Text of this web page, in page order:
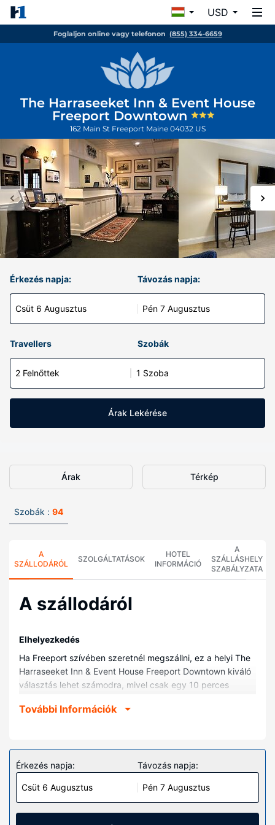
USD
Foglaljon online vagy telefonon (855) 334-6659
The Harraseeket Inn & Event House
Freeport Downtown
162 Main St Freeport Maine 04032 US
Érkezés napja:
Csüt 6 Augusztus
Távozás napja:
Pén 7 Augusztus
Travellers Szobák
2 Felnőttek 1 Szoba
Árak Lekérése
Árak Térkép
Szobák : 94
A
SZÁLLODÁRÓL
SZOLGÁLTATÁSOK
HOTEL
INFORMÁCIÓ
A
SZÁLLÁSHELY
SZABÁLYZATA
A szállodáról
Elhelyezkedés
Ha Freeport szívében szeretnél megszállni, ez a helyi The
Harraseeket Inn & Event House Freeport Downtown kiváló
választás lehet számodra, mivel csak egy 10 perces
(ruházati áruház) vagy Freeporti Történelmi Társaság. Ez a
székhelye, valamint könyvtár és levéltár, illetve múzeum)
helyszíneitől.
Szobák
Helyezze magát kényelembe a(z) 94 egyedi dekorációval
kialakított szoba egyikében, melyekben iPod dokkoló
További Információk
Érkezés napja:
Csüt 6 Augusztus
Távozás napja:
Pén 7 Augusztus